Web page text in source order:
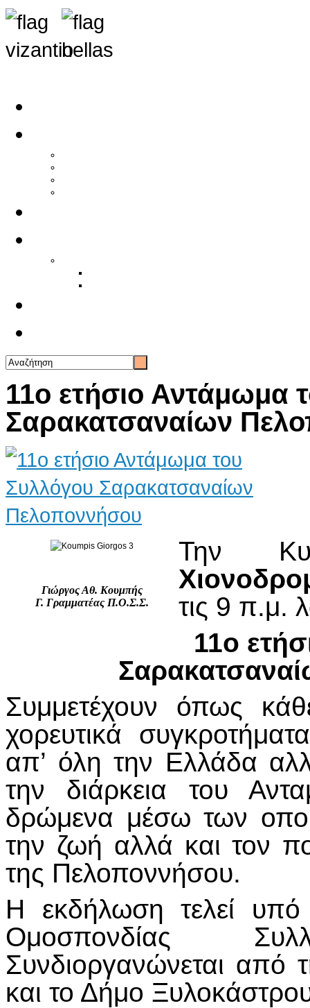
11ο ετήσιο Αντάμωμα
Σαρακατσαναίων
Γιώργος Αθ. Κουμπής
Γ. Γραμματέας Π.Ο.Σ.Σ.
Την
τις 9 π.μ.
11ο
Συμμετέχουν όπως
χορευτικά
απ’ όλη την Ελλάδα
την διάρκεια του
δρώμενα μέσω των
την ζωή αλλά και τον
της Πελοποννήσου.
Η εκδήλωση τελεί υπό
Ομοσπονδίας
Συνδιοργανώνεται από
και το Δήμο